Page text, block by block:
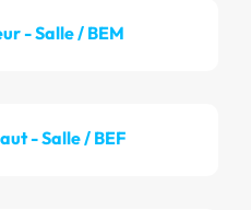
- Salle / BEM
- Salle / BEF